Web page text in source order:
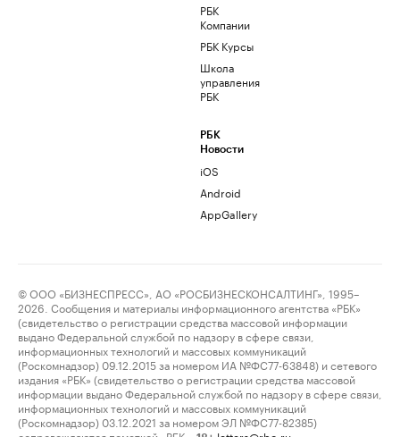
РБК
Компании
РБК Курсы
Школа
управления
РБК
РБК
Новости
iOS
Android
AppGallery
© ООО «БИЗНЕСПРЕСС», АО «РОСБИЗНЕСКОНСАЛТИНГ», 1995–
2026. Сообщения и материалы информационного агентства «РБК»
(свидетельство о регистрации средства массовой информации
выдано Федеральной службой по надзору в сфере связи,
информационных технологий и массовых коммуникаций
(Роскомнадзор) 09.12.2015 за номером ИА №ФС77-63848) и сетевого
издания «РБК» (свидетельство о регистрации средства массовой
информации выдано Федеральной службой по надзору в сфере связи,
информационных технологий и массовых коммуникаций
(Роскомнадзор) 03.12.2021 за номером ЭЛ №ФС77-82385)